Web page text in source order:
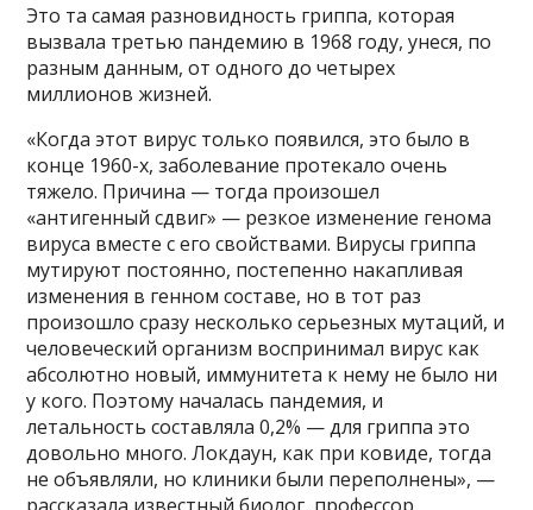
Это та самая разновидность гриппа, которая
вызвала третью пандемию в 1968 году, унеся, по
разным данным, от одного до четырех
миллионов жизней.
«Когда этот вирус только появился, это было в
конце 1960-х, заболевание протекало очень
тяжело. Причина — тогда произошел
«антигенный сдвиг» — резкое изменение генома
вируса вместе с его свойствами. Вирусы гриппа
мутируют постоянно, постепенно накапливая
изменения в генном составе, но в тот раз
произошло сразу несколько серьезных мутаций, и
человеческий организм воспринимал вирус как
абсолютно новый, иммунитета к нему не было ни
у кого. Поэтому началась пандемия, и
летальность составляла 0,2% — для гриппа это
довольно много. Локдаун, как при ковиде, тогда
не объявляли, но клиники были переполнены», —